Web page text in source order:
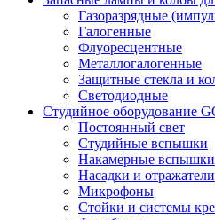
Газоразрядные
Галогенные
Флуоресцентные
Металлогалогенные
Защитные стекла и
Светодиодные
Студийное оборудование
Постоянный свет
Студийные вспышки
Накамерные вспышки
Насадки и отражатели
Микрофоны
Стойки и системы